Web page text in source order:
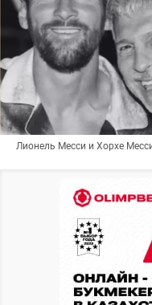
Лионель Месси и Хорхе